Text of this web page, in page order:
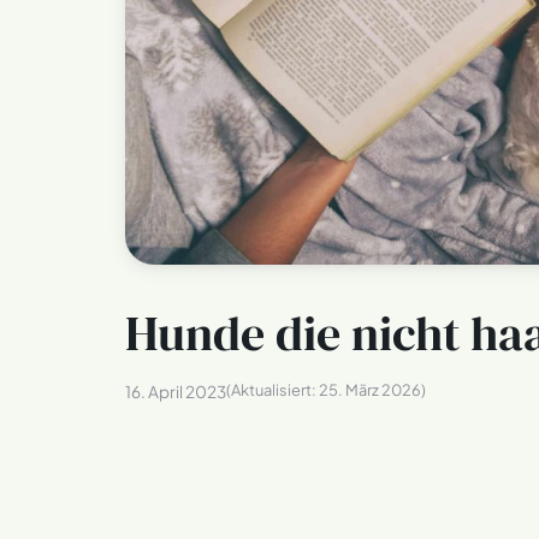
Hunde die nicht
16. April 2023(Aktualisiert: 25. März 2026)